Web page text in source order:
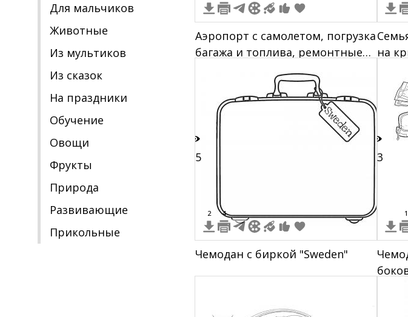
Для мальчиков
Животные
Из мультиков
Из сказок
На праздники
Обучение
Овощи
Фрукты
Природа
Развивающие
Прикольные
Аэропорт с самолетом, погрузка
багажа и топлива, ремонтные
на
25
2 4
Чемодан с биркой "Sweden"
13
1